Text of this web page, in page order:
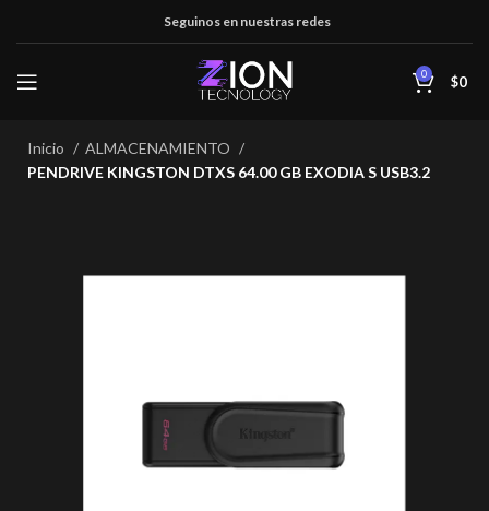
Seguinos en nuestras redes
0 $0
Inicio
ALMACENAMIENTO
PENDRIVE KINGSTON DTXS 64.00 GB EXODIA S USB3.2